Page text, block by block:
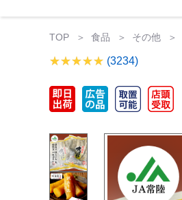
TOP 食品 その他
(3234)